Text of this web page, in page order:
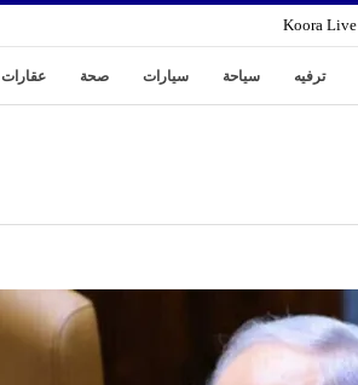
Koora Live
ترفيه سياحة سيارات صحة عقارات